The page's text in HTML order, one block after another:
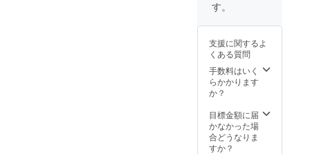
支援よ
ろしく
お願い
いたし
ます。
185mm
120mm
x
8mm(ハ
ンドル
含め
「ワイ
ズ袋
2L」 :
22cm x
す。
支援に関するよ
くある質問
手数料はいく
らかかります
か？
目標金額に届
かなかった場
合どうなりま
すか？